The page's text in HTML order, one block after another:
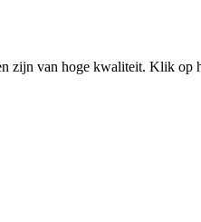
zijn van hoge kwaliteit. Klik op